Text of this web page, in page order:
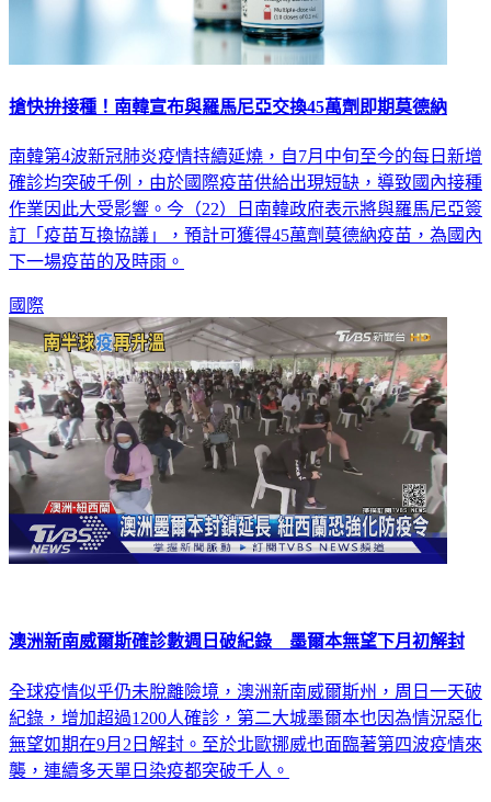
搶快拚接種！南韓宣布與羅馬尼亞交換45萬劑即期莫德納
南韓第4波新冠肺炎疫情持續延燒，自7月中旬至今的每日新增
確診均突破千例，由於國際疫苗供給出現短缺，導致國內接種
作業因此大受影響。今（22）日南韓政府表示將與羅馬尼亞簽
訂「疫苗互換協議」，預計可獲得45萬劑莫德納疫苗，為國內
下一場疫苗的及時雨。
國際
澳洲新南威爾斯確診數週日破紀錄 墨爾本無望下月初解封
全球疫情似乎仍未脫離險境，澳洲新南威爾斯州，周日一天破
紀錄，增加超過1200人確診，第二大城墨爾本也因為情況惡化
無望如期在9月2日解封。至於北歐挪威也面臨著第四波疫情來
襲，連續多天單日染疫都突破千人。